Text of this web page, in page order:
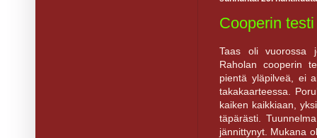
Cooperin
Taas oli vuorossa
Raholan cooperin
pientä yläpilveä, ei
takakaarteessa.
kaiken kaikkiaan,
täpärästi.
jännittynyt. Mukana